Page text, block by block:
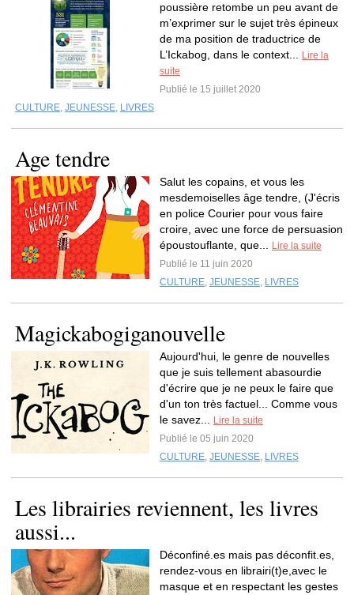
poussière retombe un peu avant de
m’exprimer sur le sujet très épineux
de ma position de traductrice de
L’Ickabog, dans le context...
Lire la
suite
Publié le 15 juillet 2020
CULTURE, JEUNESSE, LIVRES
Age tendre
Salut les copains, et vous les
mesdemoiselles âge tendre, (J'écris
en police Courier pour vous faire
croire, avec une force de persuasion
époustouflante, que...
Lire la suite
Publié le 11 juin 2020
CULTURE, JEUNESSE, LIVRES
Magickabogiganouvelle
Aujourd'hui, le genre de nouvelles
que je suis tellement abasourdie
d'écrire que je ne peux le faire que
d'un ton très factuel... Comme vous
le savez...
Lire la suite
Publié le 05 juin 2020
CULTURE, JEUNESSE, LIVRES
Les librairies reviennent, les livres
aussi...
Déconfiné.es mais pas déconfit.es,
rendez-vous en librairi(t)e,avec le
masque et en respectant les gestes